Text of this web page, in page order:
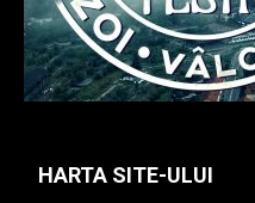
HARTA SITE-ULUI